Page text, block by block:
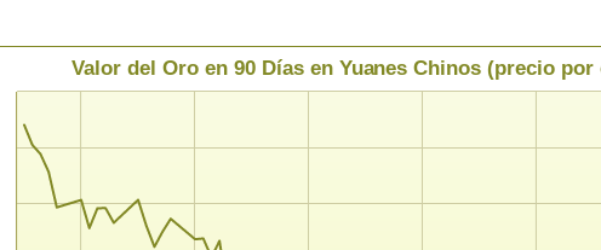
Valor del Oro en 90 Días en Yuanes Chinos (precio por